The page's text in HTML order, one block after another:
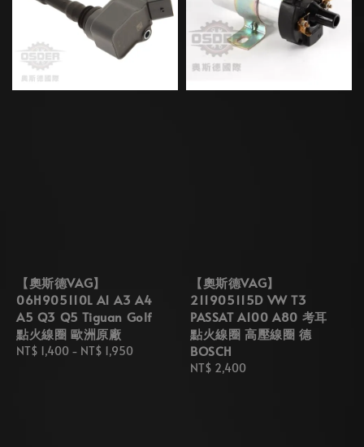
【奧斯德VAG】
06H905110L A1 A3 A4
A5 Q3 Q5 Tiguan Golf
點火線圈 歐洲原廠
Regular
NT$ 1,400 - NT$ 1,950
【奧斯德VAG】
211905115D VW T3
PASSAT A100 A80 考耳
點火線圈 高壓線圈 德
BOSCH
Regular
NT$ 2,400